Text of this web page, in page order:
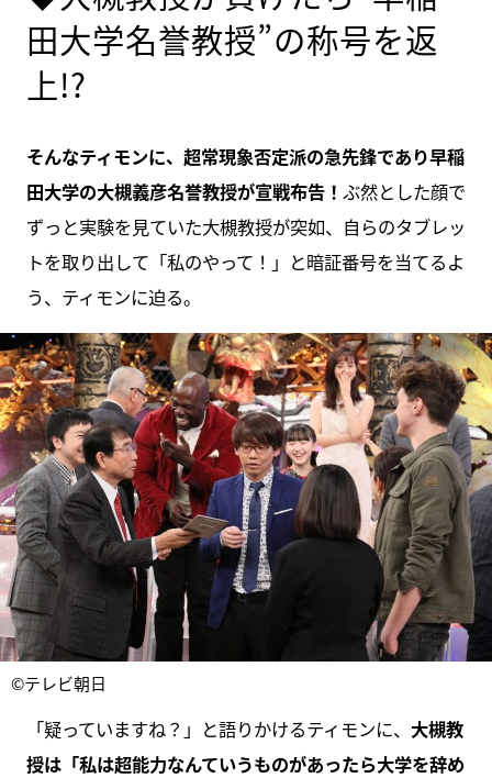
田大学名誉教授”の称号を返
上!?
そんなティモンに、超常現象否定派の急先鋒であり早稲
田大学の大槻義彦名誉教授が宣戦布告！ ぶ然とした顔で
ずっと実験を見ていた大槻教授が突如、自らのタブレッ
トを取り出して「私のやって！」と暗証番号を当てるよ
う、ティモンに迫る。
©テレビ朝日
「疑っていますね？」と語りかけるティモンに、 大槻教
授は「私は超能力なんていうものがあったら大学を辞め